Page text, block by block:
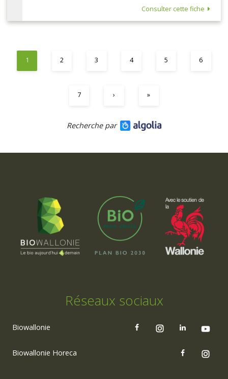
Consulter cette fiche
1 2 3 4 5 6
7 › »
Recherche par
Réseaux sociaux
Biowallonie
Biowallonie Horeca